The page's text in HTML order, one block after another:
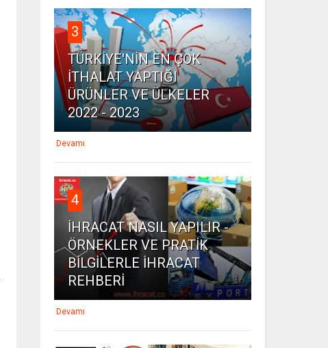
3
TÜRKİYE'NİN EN ÇOK
İTHALAT YAPTIĞI
ÜRÜNLER VE ÜLKELER
2022 - 2023
Devamı
4
İHRACAT NASIL YAPILIR -
ÖRNEKLER VE PRATİK
BİLGİLERLE İHRACAT
REHBERİ
Devamı